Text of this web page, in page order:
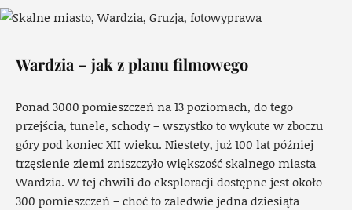
Wardzia – jak z planu filmowego
Ponad 3000 pomieszczeń na 13 poziomach, do tego
przejścia, tunele, schody – wszystko to wykute w zboczu
góry pod koniec XII wieku. Niestety, już 100 lat później
trzęsienie ziemi zniszczyło większość skalnego miasta
Wardzia. W tej chwili do eksploracji dostępne jest około
300 pomieszczeń – choć to zaledwie jedna dziesiąta